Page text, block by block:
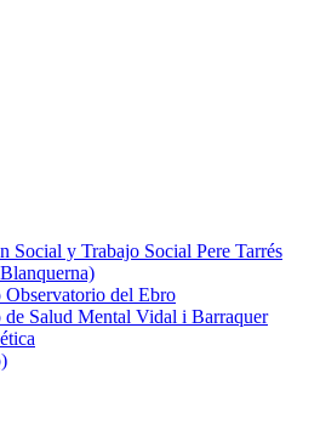
Social y Trabajo Social Pere Tarrés
del Ebro
Salud Mental Vidal i Barraquer